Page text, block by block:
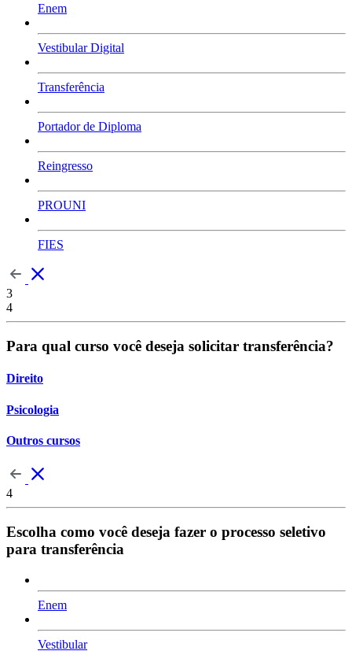
Enem
Vestibular Digital
Transferência
Portador de Diploma
Reingresso
PROUNI
FIES
3
4
Para qual curso você deseja solicitar transferência?
Direito
Psicologia
Outros cursos
4
Escolha como você deseja fazer o processo seletivo
para transferência
Enem
Vestibular